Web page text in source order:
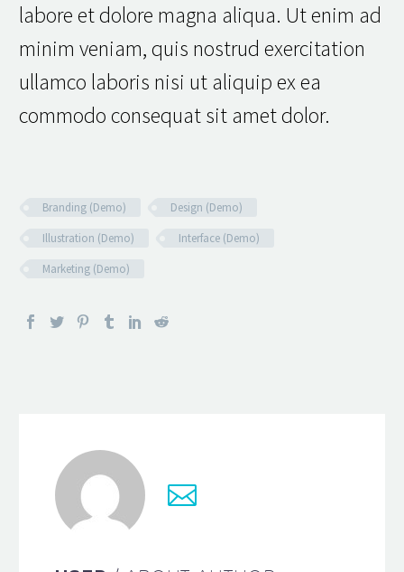
labore et dolore magna aliqua. Ut enim ad
minim veniam, quis nostrud exercitation
ullamco laboris nisi ut aliquip ex ea
commodo consequat sit amet dolor.
Branding (Demo)
Design (Demo)
Illustration (Demo)
Interface (Demo)
Marketing (Demo)